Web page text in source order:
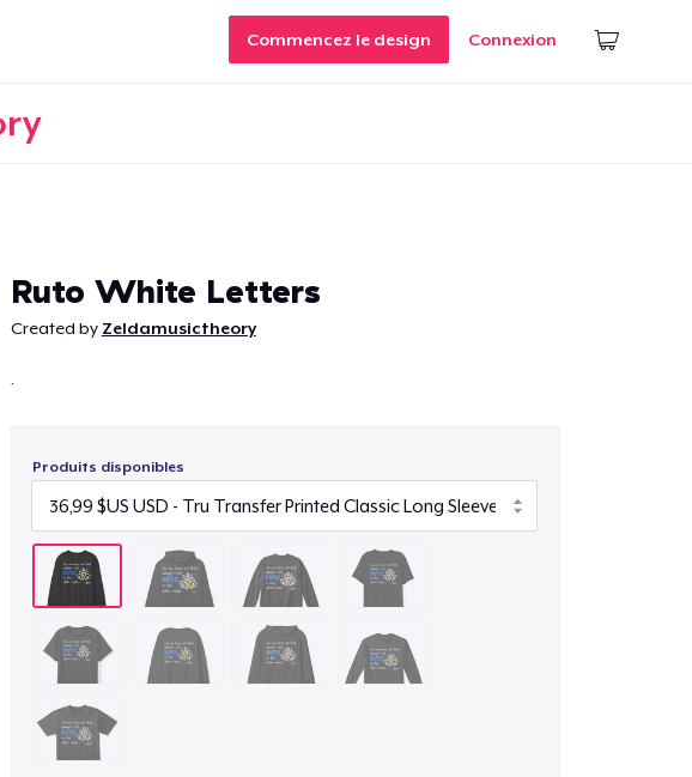
Commencez le design Connexion
Ruto White Letters
Created by Zeldamusictheory
Produits disponibles